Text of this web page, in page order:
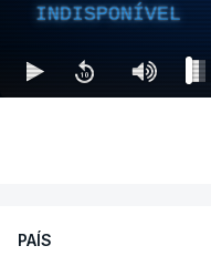
INDISPONÍVEL
PAÍS